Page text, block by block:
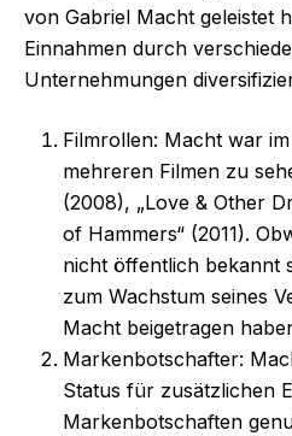
von Gabriel Macht geleistet
Einnahmen durch
Unternehmungen
Filmrollen: Macht war
mehreren Filmen zu
(2008), „Love & Other
of Hammers“ (2011).
nicht öffentlich bekannt
zum Wachstum seines
Macht beigetragen
Markenbotschafter:
Status für zusätzlichen
Markenbotschaften